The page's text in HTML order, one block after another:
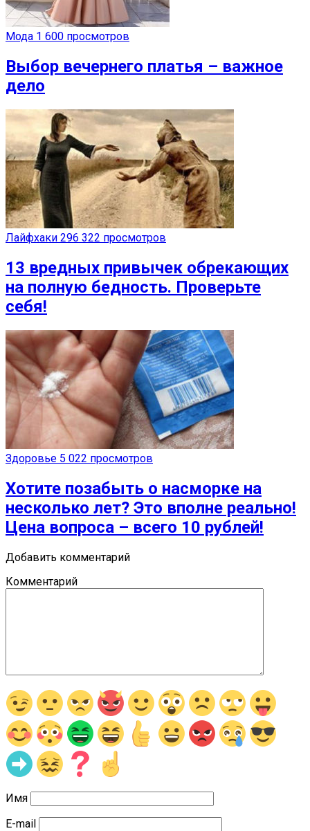
Мода 1 600 просмотров
Выбор вечернего платья – важное
дело
Лайфхаки 296 322 просмотров
13 вредных привычек обрекающих
на полную бедность. Проверьте
себя!
Здоровье 5 022 просмотров
Хотите позабыть о насморке на
несколько лет? Это вполне реально!
Цена вопроса – всего 10 рублей!
Добавить комментарий
Комментарий
Имя
E-mail